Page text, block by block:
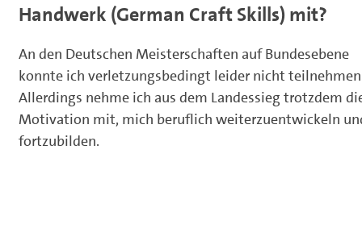
Handwerk (German Craft Skills) mit?
An den Deutschen Meisterschaften auf Bundesebene
konnte ich verletzungsbedingt leider nicht
Allerdings nehme ich aus dem Landessieg trotzdem
Motivation mit, mich beruflich weiterzuentwickeln
fortzubilden.